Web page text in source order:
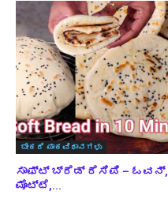
ಬೇಕರಿ ಪಾಕವಿಧಾನಗಳು
ಸಾಫ್ಟ್ ಬ್ರೆಡ್ ರೆಸಿಪಿ – ಓವನ್,
ಮೊಟ್ಟೆ,...